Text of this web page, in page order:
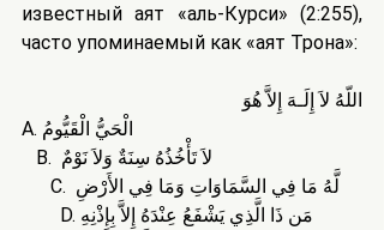
известный аят «аль-Курси» (2:255),
часто упоминаемый как «аят Трона»:
اللّهُ لاَ إِلَـهَ إِلاَّ هُوَ
A. الْحَيُّ الْقَيُّومُ
   B.  لاَ تَأْخُذُهُ سِنَةٌ وَلاَ نَوْمٌ
      C.  لَّهُ مَا فِي السَّمَاوَاتِ وَمَا فِي الأَرْضِ
        D. مَن ذَا الَّذِي يَشْفَعُ عِنْدَهُ إِلاَّ بِإِذْنِهِ